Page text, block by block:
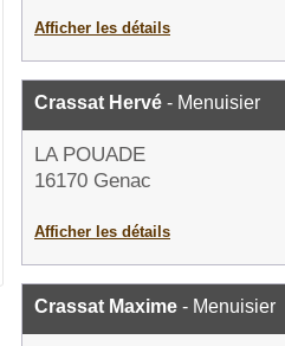
Afficher les détails
Crassat Hervé - Menuisier
LA POUADE
16170 Genac
Afficher les détails
Crassat Maxime - Menuisier